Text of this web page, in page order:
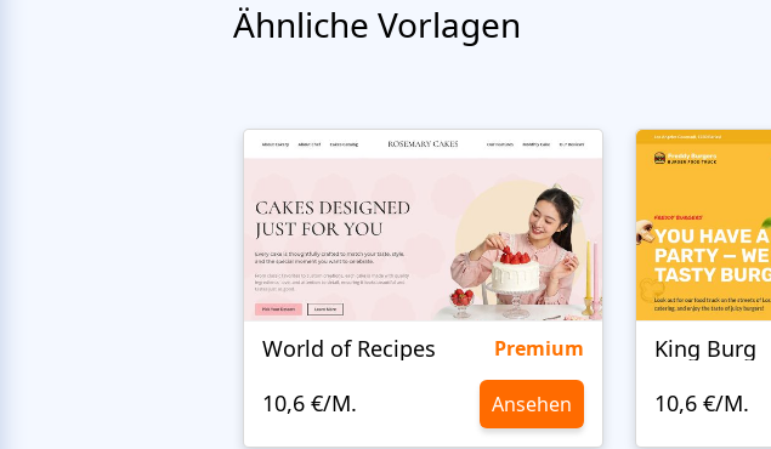
Ähnliche Vorlagen
World of Recipes Premium
10,6 €/M. Ansehen
King Burg
10,6 €/M.